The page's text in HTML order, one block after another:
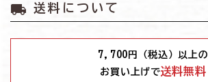
local_shipping 送料について
7,700 円（税込）以上の
お買い上げで送料無料